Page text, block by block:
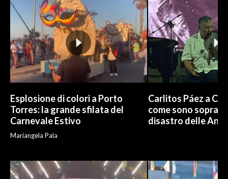
Esplosione di colori a Porto
Torres: la grande sfilata del
Carnevale Estivo
Mariangela Pala
Carlitos Páez a
come sono
disastro delle